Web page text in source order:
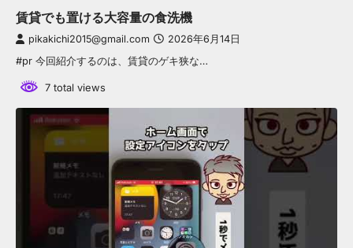
賃貸でも置ける大容量の食洗機
pikakichi2015@gmail.com 2026年6月14日
#pr 今回紹介するのは、賃貸のゲキ狭な…
7 total views